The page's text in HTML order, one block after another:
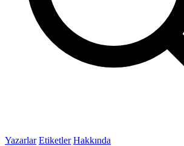
Yazarlar Etiketler Hakkında